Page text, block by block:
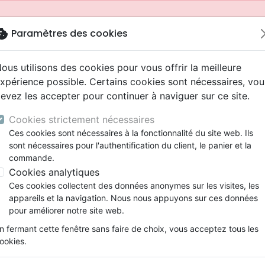
Nouveautés
Testaments
Etude biblique
Segond
Darby
Bandes dessinées
Souffrance, Relation d'aide
Ethique, société, politique
ans
Adolescents, jeunes
Latino, Folk
Soul
Rap, Hip-hop
Louange, Adoration
Pop, Rock
animés
conférences
Films, fiction
Jeux
Papeterie
Segond NEG MacArthur - couverture souple brun/
Paramètres des cookies
utilisons des cookies pour vous offrir la meilleure
possible. Certains cookies sont nécessaires,
les accepter pour continuer à naviguer sur ce site.
Cookies strictement nécessaires
Ces cookies sont nécessaires à la fonctionnalité du site web. Ils
sont nécessaires pour l'authentification du client, le panier et la
commande.
Cookies analytiques
Ces cookies collectent des données anonymes sur les visites, les
appareils et la navigation. Nous nous appuyons sur ces données
pour améliorer notre site web.
fermant cette fenêtre sans faire de choix, vous acceptez tous les